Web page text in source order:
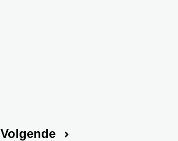
Volgende